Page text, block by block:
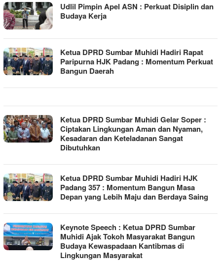
Udlil Pimpin Apel ASN : Perkuat Disiplin dan
Budaya Kerja
Ketua DPRD Sumbar Muhidi Hadiri Rapat
Paripurna HJK Padang : Momentum Perkuat
Bangun Daerah
Ketua DPRD Sumbar Muhidi Gelar Soper :
Ciptakan Lingkungan Aman dan Nyaman,
Kesadaran dan Keteladanan Sangat
Dibutuhkan
Ketua DPRD Sumbar Muhidi Hadiri HJK
Padang 357 : Momentum Bangun Masa
Depan yang Lebih Maju dan Berdaya Saing
Keynote Speech : Ketua DPRD Sumbar
Muhidi Ajak Tokoh Masyarakat Bangun
Budaya Kewaspadaan Kantibmas di
Lingkungan Masyarakat